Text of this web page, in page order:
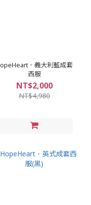
．義大利藍成套
西服
NT$2,000
NT$4,980